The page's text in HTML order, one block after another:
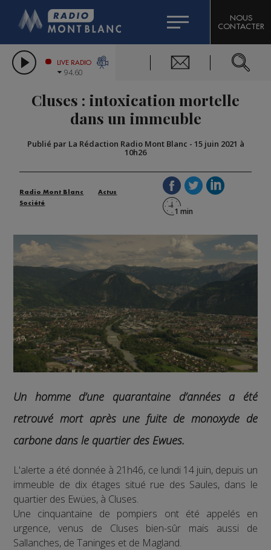
LES CHRONIQUES DE L'EXPERT
CITIZEN MACHINERY
GRAND MASSIF DOMAINES SKIABLES
BIGARD
COMPAGNIE DU MONT-BLANC
NOUS
CONTACTER
LIVE RADIO
94.60
Cluses : intoxication mortelle
dans un immeuble
Publié par La Rédaction Radio Mont Blanc - 15 juin 2021 à
10h26
Radio Mont Blanc
Actus
Société
Un homme d’une quarantaine d’années a été
retrouvé mort après une fuite de monoxyde de
carbone dans le quartier des Ewues.
L'alerte a été donnée à 21h46, ce lundi 14 juin, depuis un
immeuble de dix étages situé rue des Saules, dans le
quartier des Ewües, à Cluses.
Une cinquantaine de pompiers ont été appelés en
urgence, venus de Cluses bien-sûr mais aussi de
Sallanches, de Taninges et de Magland.